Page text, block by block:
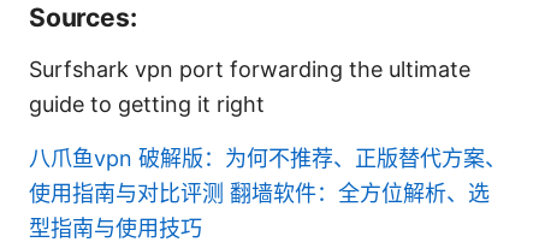
Sources:
Surfshark vpn port forwarding the ultimate
guide to getting it right
八爪鱼vpn 破解版：为何不推荐、正版替代方案、
使用指南与对比评测 翻墙软件：全方位解析、选
型指南与使用技巧